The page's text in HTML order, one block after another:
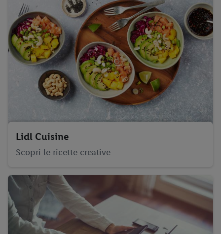
Lidl Cuisine
Scopri le ricette creative